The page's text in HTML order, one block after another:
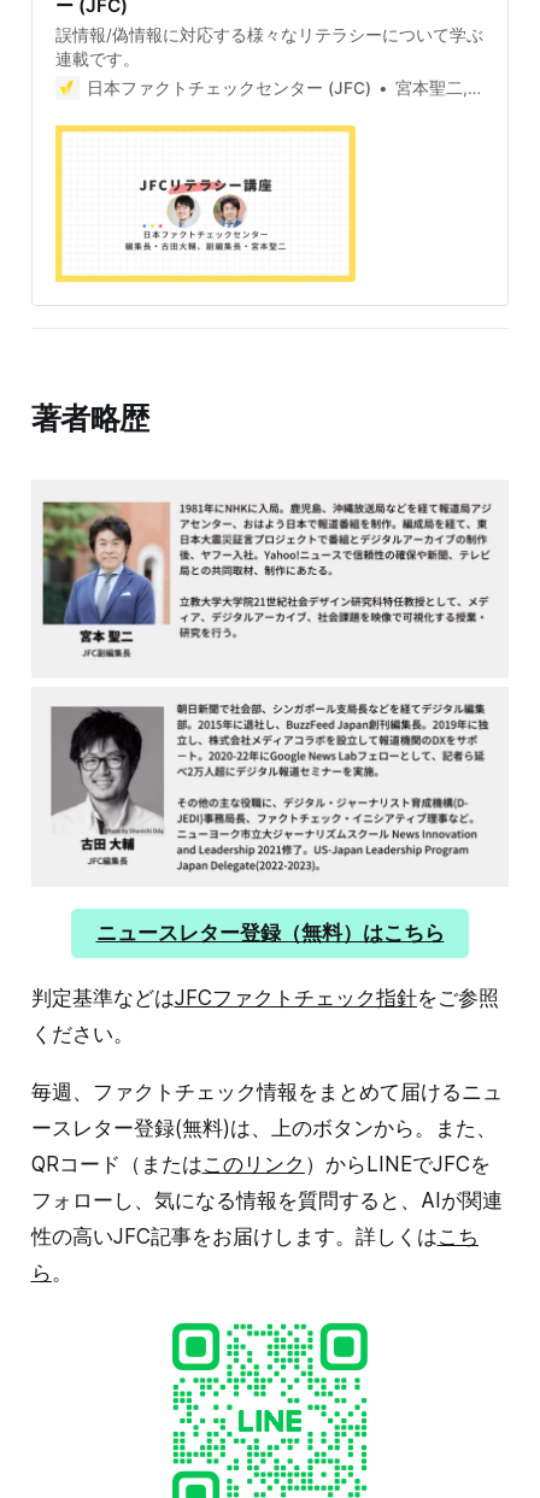
ー (JFC)
誤情報/偽情報に対応する様々なリテラシーについて学ぶ
連載です。
日本ファクトチェックセンター (JFC)
宮本聖二, 古田大輔
著者略歴
ニュースレター登録（無料）はこちら
判定基準などはJFCファクトチェック指針をご参照
ください。
毎週、ファクトチェック情報をまとめて届けるニュ
ースレター登録(無料)は、上のボタンから。また、
QRコード（またはこのリンク ）からLINEでJFCを
フォローし、気になる情報を質問すると、AIが関連
性の高いJFC記事をお届けします。詳しくはこち
ら 。